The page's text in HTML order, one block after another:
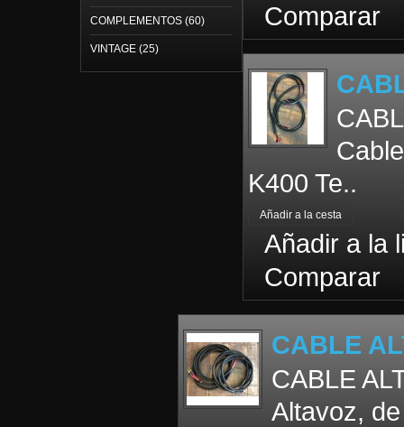
COMPLEMENTOS (60)
VINTAGE (25)
Comparar
K400 Te..
Añadir a la
Comparar
CABLE
CABLE
Altavoz,